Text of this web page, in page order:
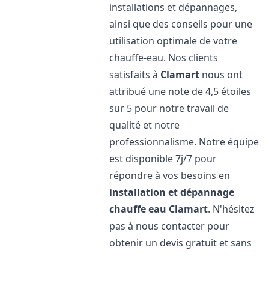
installations et dépannages,
ainsi que des conseils pour une
utilisation optimale de votre
chauffe-eau. Nos clients
satisfaits à Clamart nous ont
attribué une note de 4,5 étoiles
sur 5 pour notre travail de
qualité et notre
professionnalisme. Notre équipe
est disponible 7j/7 pour
répondre à vos besoins en
installation et dépannage
chauffe eau Clamart. N'hésitez
pas à nous contacter pour
obtenir un devis gratuit et sans